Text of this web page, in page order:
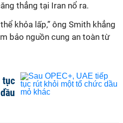
thẳng tại Iran nổ ra.
khỏa lấp,” ông Smith khẳng
bảo nguồn cung an toàn từ
tục